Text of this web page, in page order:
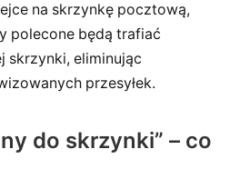
na skrzynkę pocztową,
polecone będą trafiać
skrzynki, eliminując
przesyłek.
do skrzynki” – co